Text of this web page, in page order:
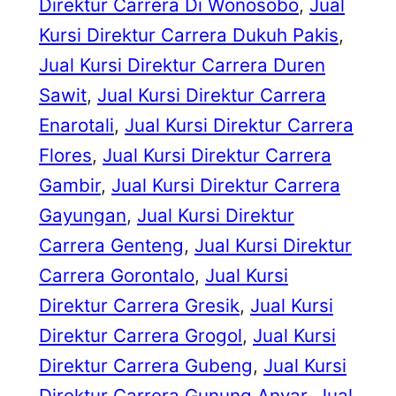
Direktur Carrera Di Wonosobo, Jual
Kursi Direktur Carrera Dukuh Pakis
Jual Kursi Direktur Carrera Duren
Sawit, Jual Kursi Direktur Carrera
Enarotali, Jual Kursi Direktur Carrera
Flores, Jual Kursi Direktur Carrera
Gambir, Jual Kursi Direktur Carrera
Gayungan, Jual Kursi Direktur
Carrera Genteng, Jual Kursi Direktur
Carrera Gorontalo, Jual Kursi
Direktur Carrera Gresik, Jual Kursi
Direktur Carrera Grogol, Jual Kursi
Direktur Carrera Gubeng, Jual Kursi